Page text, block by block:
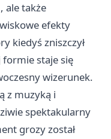
ale także
efekty
kiedyś zniszczył
staje się
wizerunek.
z muzyką i
spektakularny
grozy został